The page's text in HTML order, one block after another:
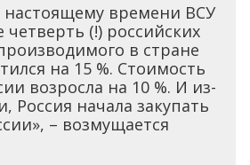
настоящему времени ВСУ
(!) российских
в стране
на 15 %. Стоимость
возросла на 10 %. И из-
Россия начала закупать
– возмущается